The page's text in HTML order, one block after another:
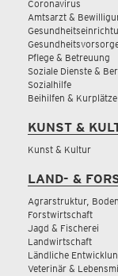
Coronavirus
Amtsarzt &
Pflege & Betreuung
Soziale Dienste &
Sozialhilfe
Beihilfen & Kurplätze
KUNST &
Kunst & Kultur
LAND- &
Agrarstruktur,
Forstwirtschaft
Jagd & Fischerei
Landwirtschaft
Ländliche
Veterinär &